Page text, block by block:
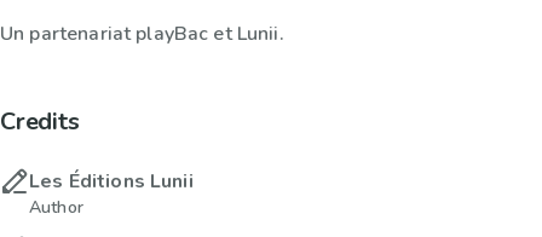
Un partenariat playBac et Lunii.
Credits
Les Éditions Lunii
Author